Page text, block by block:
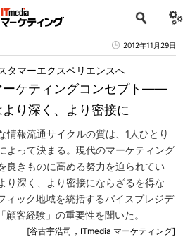
2012年11月29日
ーケティングコンセプト――
り深く、より密接に
タマーエクスペリエンスへ
情報流通サイクルの質は、1人ひとり
よって決まる。現代のマーケティング
良きものに高める努力を迫られてい
り深く、より密接にならざるを得な
ィック地域を統括するバイスプレジデ
客経験」の重要性を聞いた。
[谷古宇浩司，ITmedia マーケティング]